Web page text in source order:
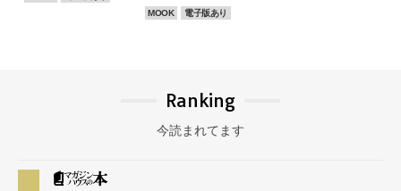
MOOK 電子版あり
Ranking
今読まれてます